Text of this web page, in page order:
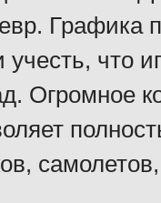
Графика
учесть, что
Огромное